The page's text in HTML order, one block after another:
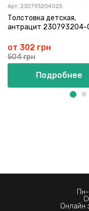
Арт: 230793204025
Толстовка детская,
антрацит 230793204-
от 302 грн
504 грн
Подробнее
Онлайн